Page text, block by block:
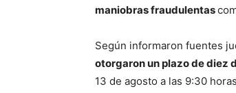
maniobras fraudulentas
Según informaron fuentes
otorgaron un plazo de diez
13 de agosto a las 9:30